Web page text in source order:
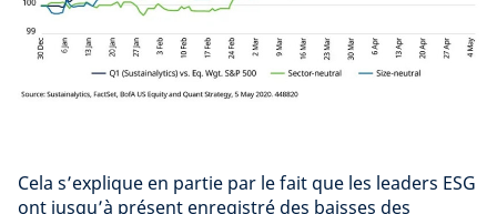
Cela s’explique en partie par le fait que les leaders ESG
ont jusqu’à présent enregistré des baisses des